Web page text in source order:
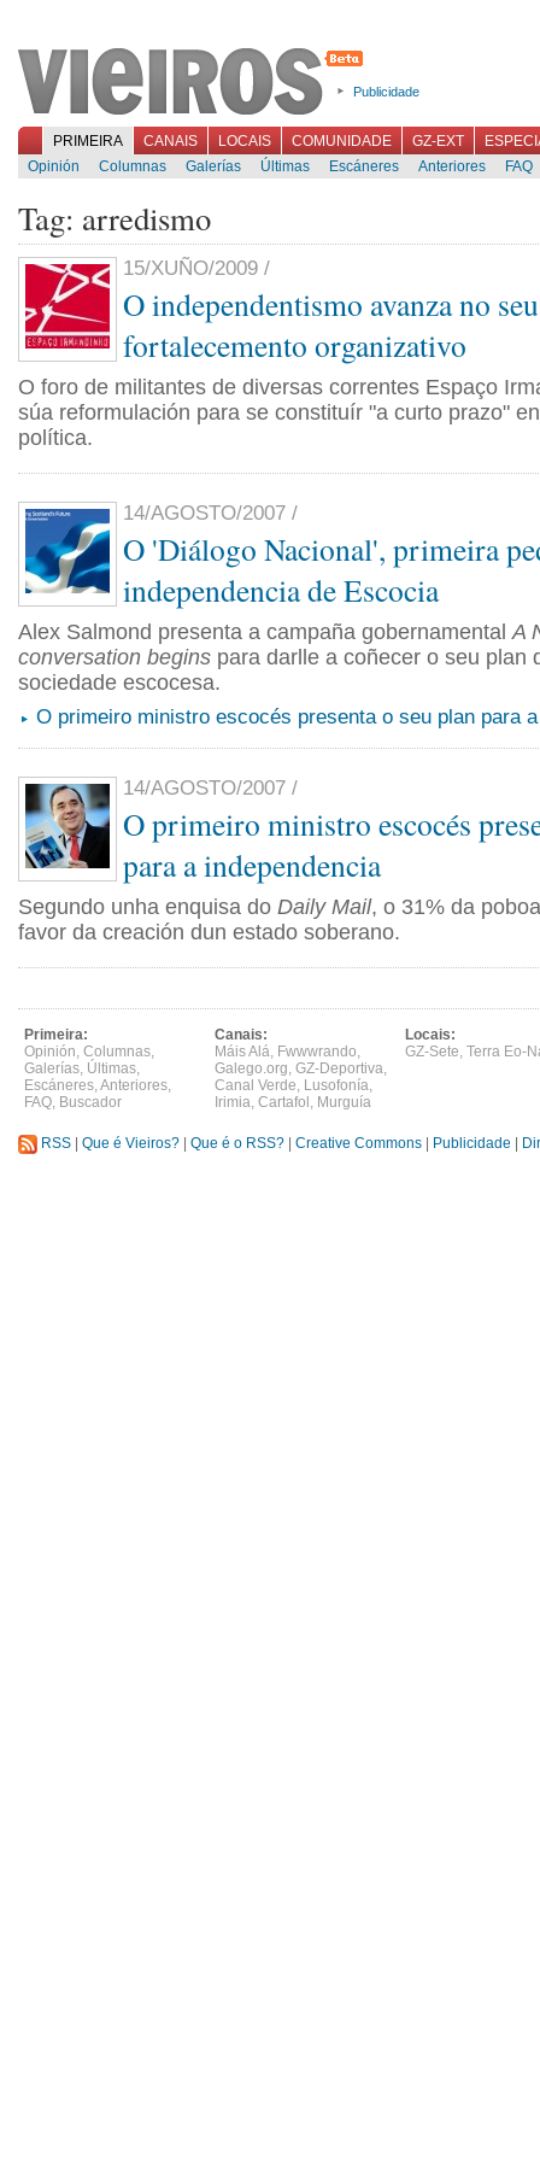
Publicidade
PRIMEIRA CANAIS LOCAIS COMUNIDADE GZ-EXT
Opinión
Columnas Galerías Últimas Escáneres Anteriores FAQ
Tag: arredismo
15/XUÑO/2009 /
O independentismo avanza no
fortalecemento organizativo
O foro de militantes de diversas correntes Espaço
súa reformulación para se constituír "a curto prazo"
política.
14/AGOSTO/2007 /
O 'Diálogo Nacional', primeira
independencia de Escocia
Alex Salmond presenta a campaña gobernamentalA
conversation begins para darlle a coñecer o seu plan
sociedade escocesa.
O primeiro ministro escocés presenta o seu plan para
14/AGOSTO/2007 /
O primeiro ministro escocés
para a independencia
Segundo unha enquisa do Daily Mail, o 31% da
favor da creación dun estado soberano.
Primeira:
Opinión, Columnas,
Galerías, Últimas,
Escáneres,Anteriores,
FAQ, Buscador
Canais:
Máis Alá, Fwwwrando,
Galego.org, GZ-Deportiva,
Canal Verde, Lusofonía,
Irimia, Cartafol , Murguía
Locais:
GZ-Sete, Terra Eo-
RSS Que é Vieiros? Que é o RSS? Creative Commons Publicidade